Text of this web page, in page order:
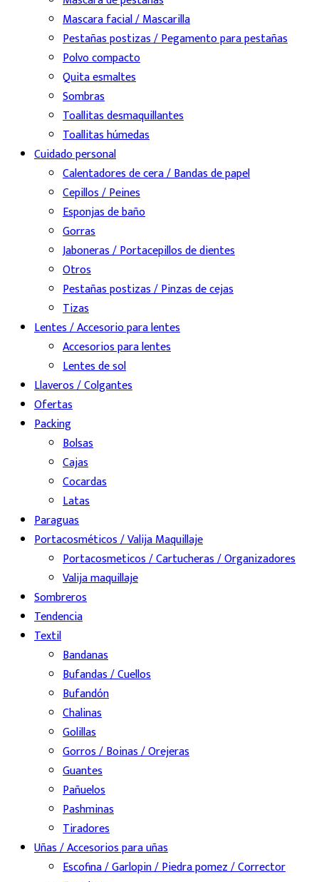
Mascara facial / Mascarilla
Pestañas postizas / Pegamento para pestañas
Polvo compacto
Quita esmaltes
Sombras
Toallitas desmaquillantes
Toallitas húmedas
Cuidado personal
Calentadores de cera / Bandas de papel
Cepillos / Peines
Esponjas de baño
Gorras
Jaboneras / Portacepillos de dientes
Otros
Pestañas postizas / Pinzas de cejas
Tizas
Lentes / Accesorio para lentes
Accesorios para lentes
Lentes de sol
Llaveros / Colgantes
Ofertas
Packing
Bolsas
Cajas
Cocardas
Latas
Paraguas
Portacosméticos / Valija Maquillaje
Portacosmeticos / Cartucheras / Organizadores
Valija maquillaje
Sombreros
Tendencia
Textil
Bandanas
Bufandas / Cuellos
Bufandón
Chalinas
Golillas
Gorros / Boinas / Orejeras
Guantes
Pañuelos
Pashminas
Tiradores
Uñas / Accesorios para uñas
Escofina / Garlopin / Piedra pomez / Corrector